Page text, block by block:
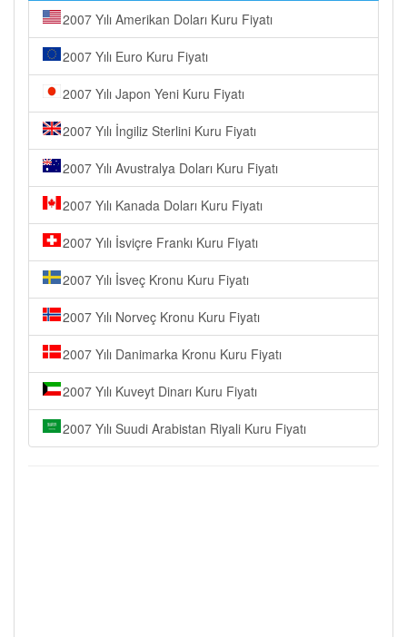
2007 Yılı Amerikan Doları Kuru Fiyatı
2007 Yılı Euro Kuru Fiyatı
2007 Yılı Japon Yeni Kuru Fiyatı
2007 Yılı İngiliz Sterlini Kuru Fiyatı
2007 Yılı Avustralya Doları Kuru Fiyatı
2007 Yılı Kanada Doları Kuru Fiyatı
2007 Yılı İsviçre Frankı Kuru Fiyatı
2007 Yılı İsveç Kronu Kuru Fiyatı
2007 Yılı Norveç Kronu Kuru Fiyatı
2007 Yılı Danimarka Kronu Kuru Fiyatı
2007 Yılı Kuveyt Dinarı Kuru Fiyatı
2007 Yılı Suudi Arabistan Riyali Kuru Fiyatı